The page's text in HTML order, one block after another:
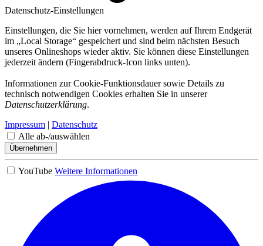
Datenschutz-Einstellungen
Einstellungen, die Sie hier vornehmen, werden auf Ihrem Endgerät
im „Local Storage“ gespeichert und sind beim nächsten Besuch
unseres Onlineshops wieder aktiv. Sie können diese Einstellungen
jederzeit ändern (Fingerabdruck-Icon links unten).
Informationen zur Cookie-Funktionsdauer sowie Details zu
technisch notwendigen Cookies erhalten Sie in unserer
Datenschutzerklärung.
Impressum | Datenschutz
Alle ab-/auswählen
Übernehmen
YouTube Weitere Informationen